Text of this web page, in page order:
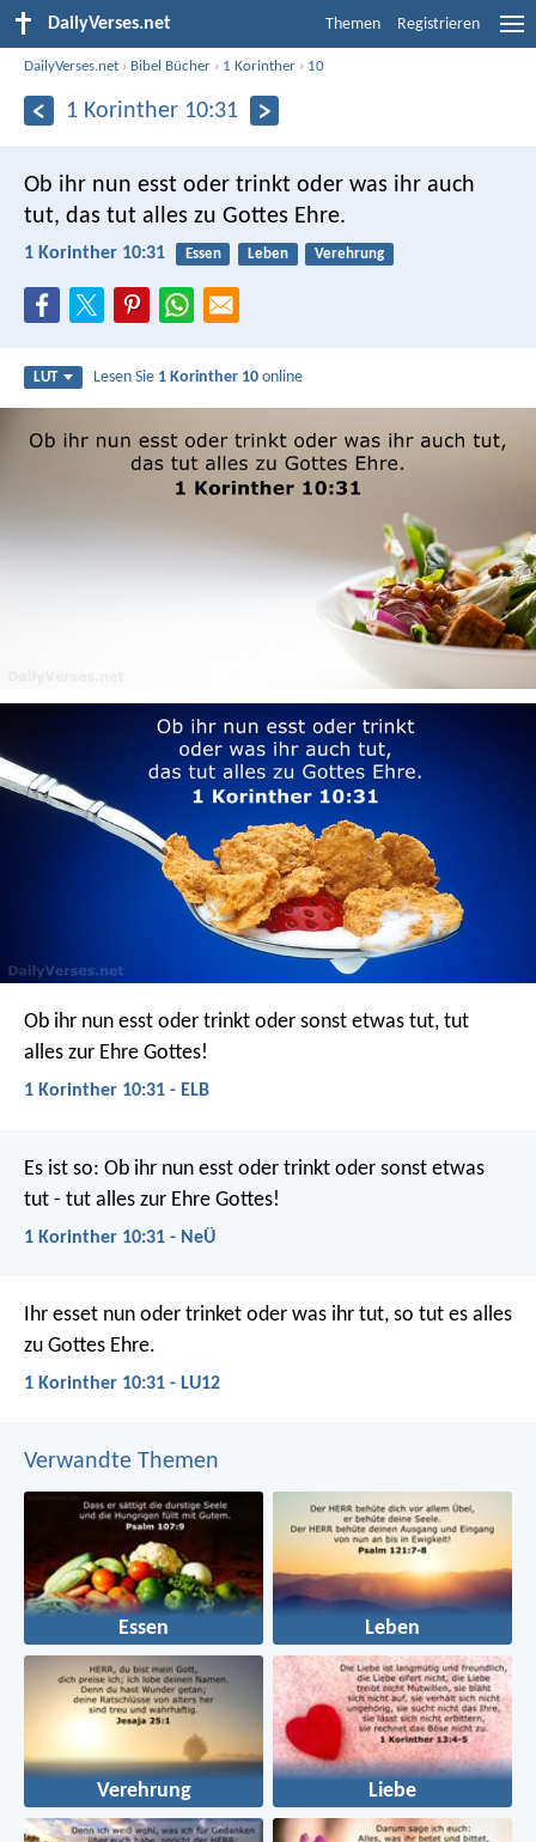
DailyVerses.net Themen Registrieren
DailyVerses.net › Bibel Bücher › 1 Korinther › 10
1 Korinther 10:31
Ob ihr nun esst oder trinkt oder was ihr auch
tut, das tut alles zu Gottes Ehre.
1 Korinther 10:31 Essen Leben Verehrung
LUT Lesen Sie 1 Korinther 10 online
Ob ihr nun esst oder trinkt oder sonst etwas tut, tut
alles zur Ehre Gottes!
1 Korinther 10:31 - ELB
Es ist so: Ob ihr nun esst oder trinkt oder sonst etwas
tut - tut alles zur Ehre Gottes!
1 Korinther 10:31 - NeÜ
Ihr esset nun oder trinket oder was ihr tut, so tut es alles
zu Gottes Ehre.
1 Korinther 10:31 - LU12
Verwandte Themen
Essen Leben
Verehrung Liebe